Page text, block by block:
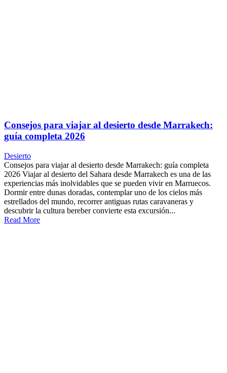
Consejos para viajar al desierto desde Marrakech:
guía completa 2026
Desierto
Consejos para viajar al desierto desde Marrakech: guía completa
2026 Viajar al desierto del Sahara desde Marrakech es una de las
experiencias más inolvidables que se pueden vivir en Marruecos.
Dormir entre dunas doradas, contemplar uno de los cielos más
estrellados del mundo, recorrer antiguas rutas caravaneras y
descubrir la cultura bereber convierte esta excursión...
Read More